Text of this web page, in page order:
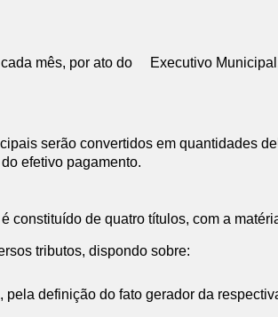
mês, por ato do Executivo
serão convertidos em quantidades de
efetivo pagamento.
constituído de quatro títulos, com a
tributos, dispondo sobre:
pela definição do fato gerador da